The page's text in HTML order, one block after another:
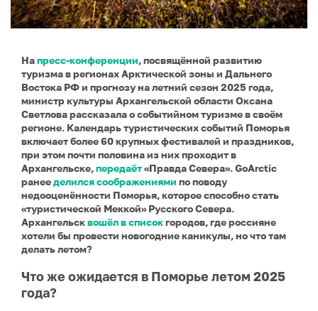
Напресс-конференции, посвящённой развитию
туризма в регионах Арктической зоны и Дальнего
Востока РФ и прогнозу на летний сезон 2025 года,
министр культуры Архангельской области Оксана
Светлова рассказала о событийном туризме в своём
регионе. Календарь туристических событий Поморья
включает более 60 крупных фестивалей и праздников,
при этом почти половина из них проходит в
Архангельске,передаёт«Правда Севера». GoArctic
ранееделился соображениями по поводу
недооценённости Поморья, которое способно стать
«туристической Меккой» Русского Севера.
Архангельсквошёл в списокгородов, где россияне
хотели бы провести новогодние каникулы, но что там
делать летом?
Что же ожидается в Поморье летом 2025
года?